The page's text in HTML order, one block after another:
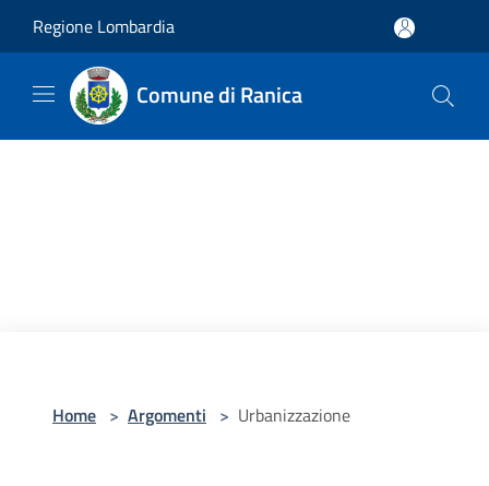
Regione Lombardia
Comune di Ranica
Home > Argomenti > Urbanizzazione